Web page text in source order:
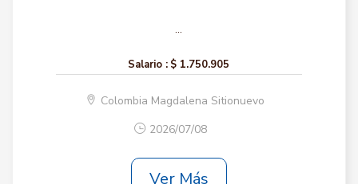
...
Salario : $ 1.750.905
Colombia Magdalena Sitionuevo
2026/07/08
Ver Más